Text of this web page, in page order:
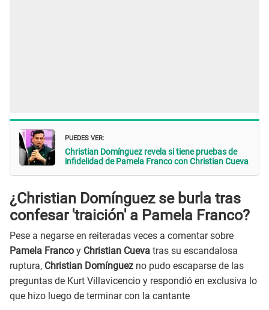
PUEDES VER:
Christian Domínguez revela si tiene pruebas de
infidelidad de Pamela Franco con Christian Cueva
¿Christian Domínguez se burla tras
confesar 'traición' a Pamela Franco?
Pese a negarse en reiteradas veces a comentar sobre
Pamela Franco y Christian Cueva tras su escandalosa
ruptura, Christian Domínguez no pudo escaparse de las
preguntas de Kurt Villavicencio y respondió en exclusiva lo
que hizo luego de terminar con la cantante